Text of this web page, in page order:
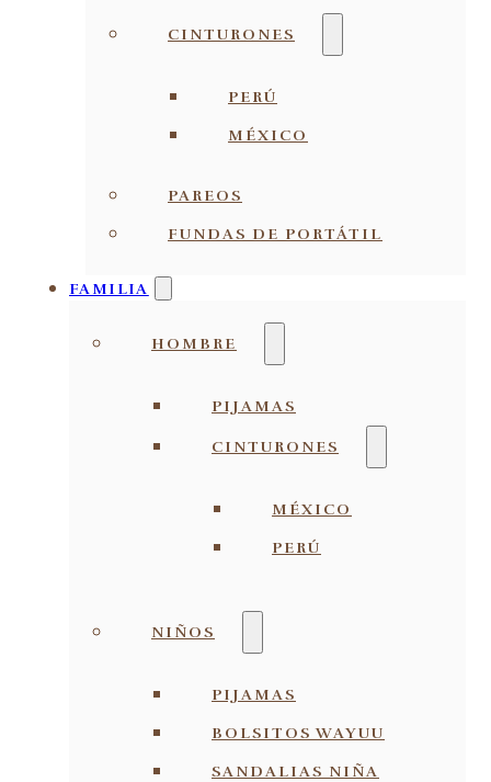
CINTURONES
PERÚ
MÉXICO
PAREOS
FUNDAS DE PORTÁTIL
FAMILIA
HOMBRE
PIJAMAS
CINTURONES
MÉXICO
PERÚ
NIÑOS
PIJAMAS
BOLSITOS WAYUU
SANDALIAS NIÑA